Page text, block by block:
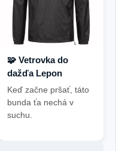
🧩 Vetrovka do
dažďa Lepon
Keď začne pršať, táto
bunda ťa nechá v
suchu.